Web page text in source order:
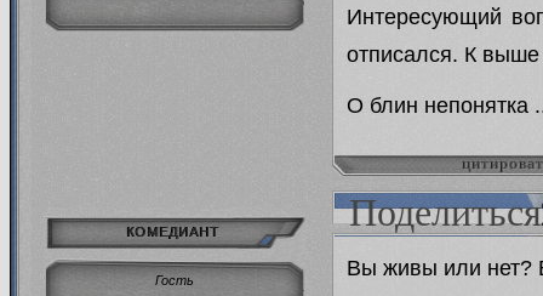
Интересующий
отписался. К
О блин непонятка
Поделиться
КОМЕДИАНТ
Гость Вы живы или нет?